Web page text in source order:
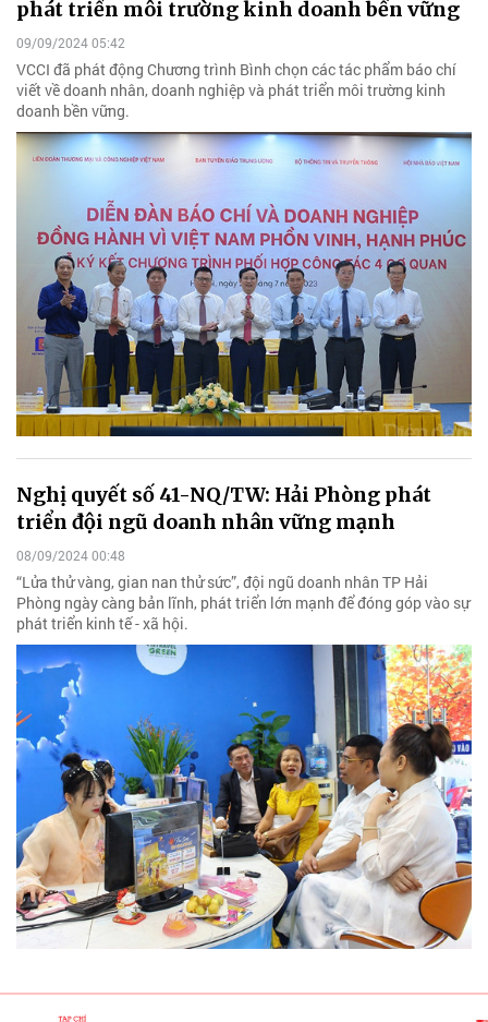
phát triển môi trường kinh doanh bền vững
09/09/2024 05:42
VCCI đã phát động Chương trình Bình chọn các tác phẩm báo chí
viết về doanh nhân, doanh nghiệp và phát triển môi trường kinh
doanh bền vững.
Nghị quyết số 41-NQ/TW: Hải Phòng phát
triển đội ngũ doanh nhân vững mạnh
08/09/2024 00:48
“Lửa thử vàng, gian nan thử sức”, đội ngũ doanh nhân TP Hải
Phòng ngày càng bản lĩnh, phát triển lớn mạnh để đóng góp vào sự
phát triển kinh tế - xã hội.